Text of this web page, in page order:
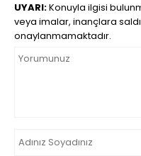
UYARI:Konuyla ilgisi
veya imalar, inançlara
onaylanmamaktadır.